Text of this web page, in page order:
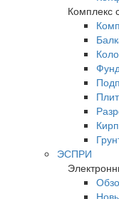
Комплекс
ЭСПРИ